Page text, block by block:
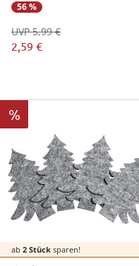
56 %
2,59 €
UVP 5,99 €
%
ab 2 Stück sparen!